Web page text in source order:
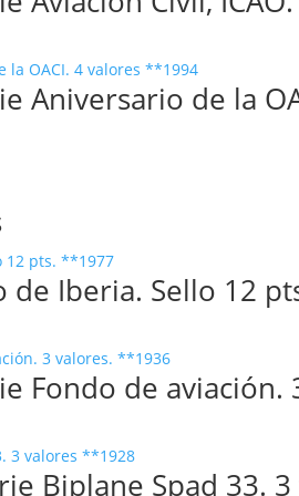
Aniversario de la
de Iberia. Sello 12
Fondo de
Biplane Spad 33.